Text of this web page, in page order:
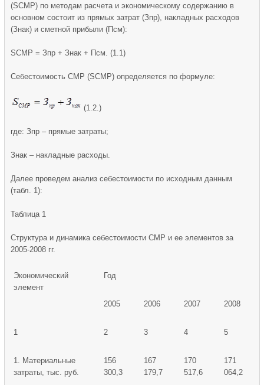
(SСМР) по мето­дам расчета и экономическому содержанию в
основном состоит из прямых затрат (Зпр), накладных расходов
(Знак) и сметной прибыли (Псм):
SСМР = Зпр + Знак + Псм. (1.1)
Себестоимость СМР (SСМР) определяется по формуле:
(1.2.)
где: Зпр – прямые затраты;
Знак – накладные расходы.
Далее проведем анализ себестоимости по исходным данным
(табл. 1):
Таблица 1
Структура и динамика себестоимости СМР и ее элементов за
2005-2008 гг.
Экономический
элемент
Год
2005 2006 2007 2008
1 2 3 4 5
1. Материальные
затраты, тыс. руб.
156
300,3
167
179,7
170
517,6
171
064,2